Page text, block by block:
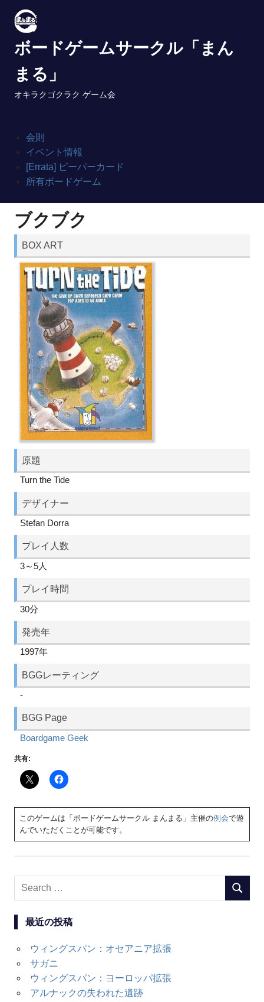
content
ボードゲームサークル「まん
まる」
オキラクゴクラク ゲーム会
会則
イベント情報
[Errata] ピーパーカード
所有ボードゲーム
ブクブク
BOX ART
原題
Turn the Tide
デザイナー
Stefan Dorra
プレイ人数
3～5人
プレイ時間
30分
発売年
1997年
BGGレーティング
-
BGG Page
Boardgame Geek
共有:
このゲームは「ボードゲームサークル まんまる」主催の例会で遊
んでいただくことが可能です。
Search
最近の投稿
ウィングスパン：オセアニア拡張
サガニ
ウィングスパン：ヨーロッパ拡張
アルナックの失われた遺跡